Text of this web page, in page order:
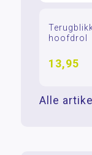
hoofdrol
13,95
Alle